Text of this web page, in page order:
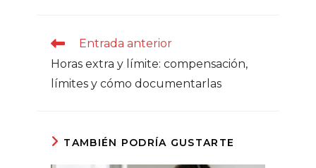
o
k
p
Leer
artículos
Entrada anterior
Horas extra y límite: compensación,
límites y cómo documentarlas
TAMBIÉN PODRÍA GUSTARTE